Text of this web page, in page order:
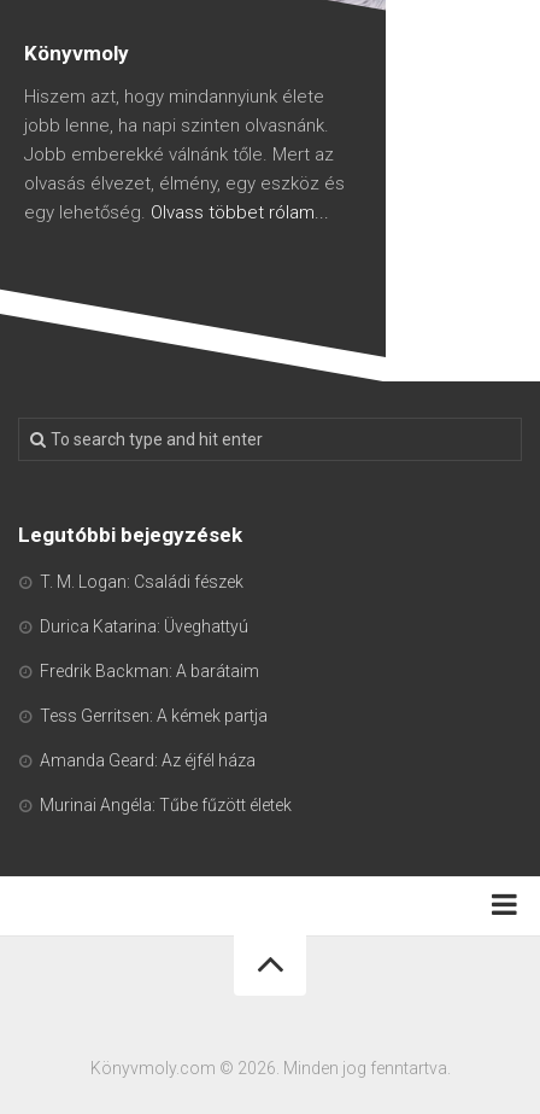
Könyvmoly
Hiszem azt, hogy mindannyiunk élete
jobb lenne, ha napi szinten olvasnánk.
Jobb emberekké válnánk tőle. Mert az
olvasás élvezet, élmény, egy eszköz és
egy lehetőség. Olvass többet rólam...
Legutóbbi bejegyzések
T. M. Logan: Családi fészek
Durica Katarina: Üveghattyú
Fredrik Backman: A barátaim
Tess Gerritsen: A kémek partja
Amanda Geard: Az éjfél háza
Murinai Angéla: Tűbe fűzött életek
Könyvmoly.com © 2026. Minden jog fenntartva.